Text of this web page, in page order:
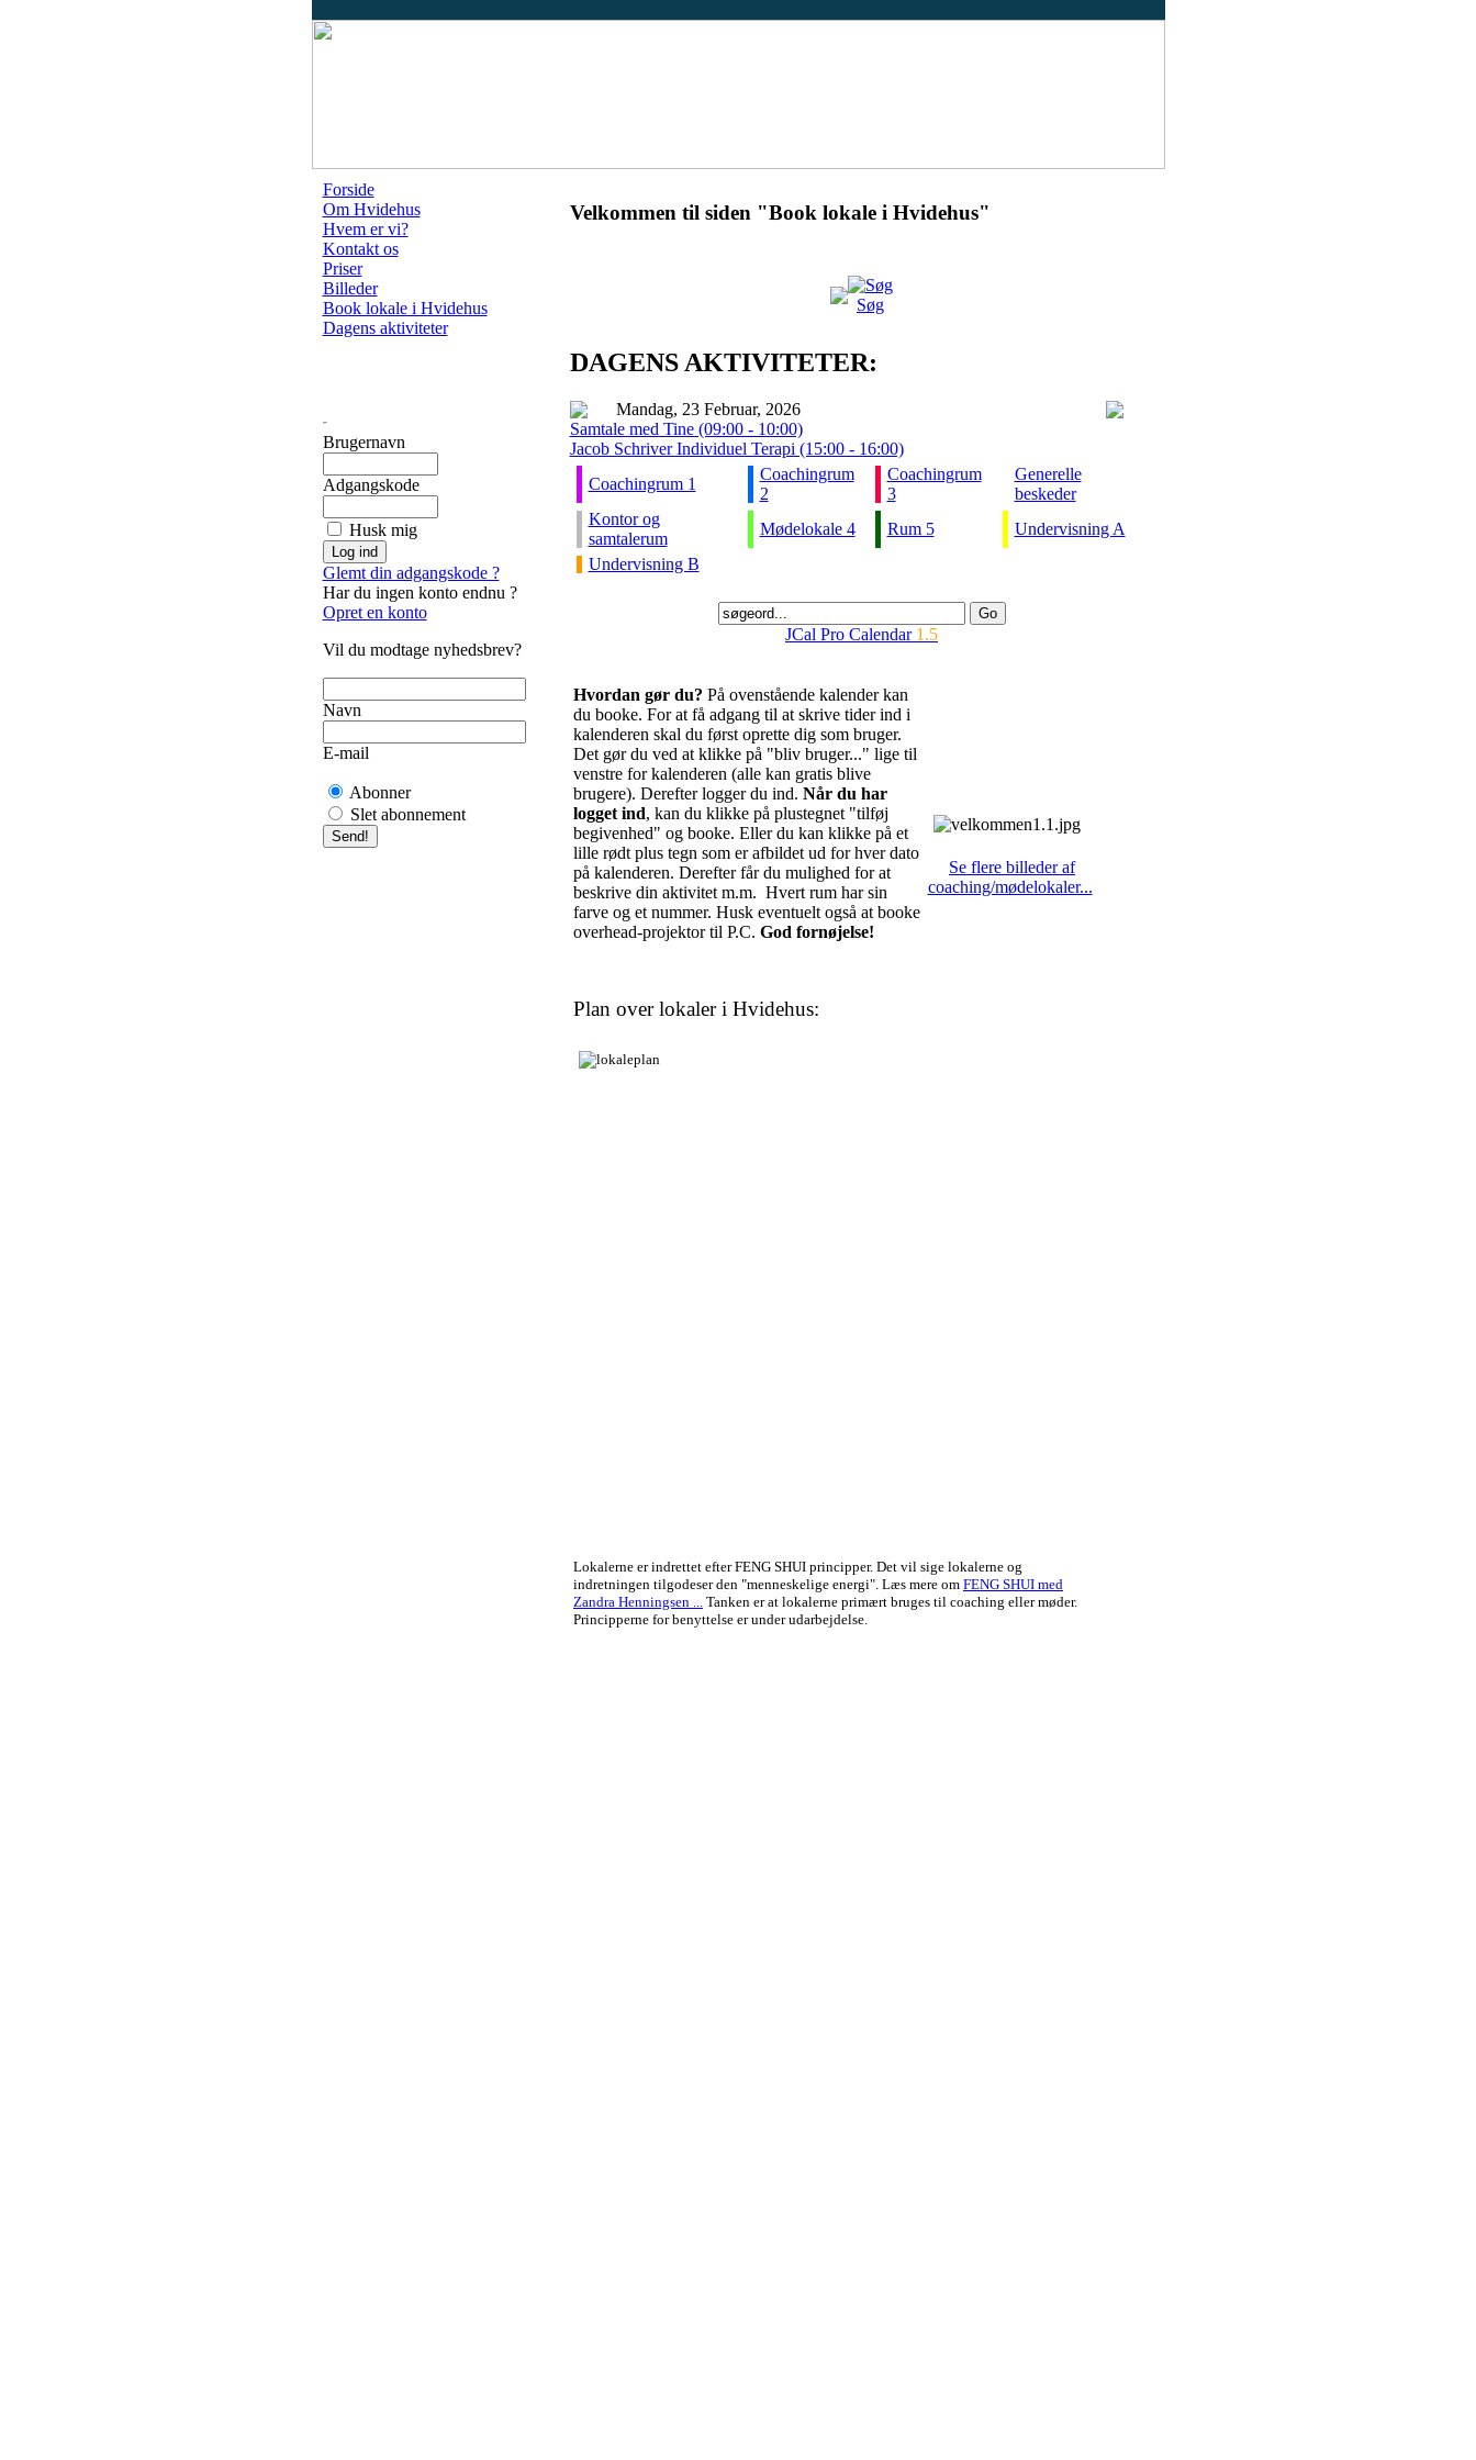
Forside
Om Hvidehus
Hvem er vi?
Kontakt os
Priser
Billeder
Book lokale i Hvidehus
Dagens aktiviteter
Brugernavn
Adgangskode
Husk mig
Glemt din adgangskode ?
Har du ingen konto endnu ?
Opret en konto
Vil du modtage nyhedsbrev?
Navn
E-mail
Abonner
Slet abonnement
Velkommen til siden "Book lokale i Hvidehus"
Søg
DAGENS AKTIVITETER:
Mandag, 23 Februar, 2026
Samtale med Tine (09:00 - 10:00)
Jacob Schriver Individuel Terapi (15:00 - 16:00)
Coachingrum 1
Coachingrum
2
Coachingrum
3
Generelle
beskeder
Kontor og
samtalerum
Mødelokale 4 Rum 5
Undervisning A
Undervisning B
JCal Pro Calendar 1.5
Hvordan gør du? På ovenstående kalender kan
du booke. For at få adgang til at skrive tider ind i
kalenderen skal du først oprette dig som bruger.
Det gør du ved at klikke på "bliv bruger..." lige til
venstre for kalenderen (alle kan gratis blive
brugere). Derefter logger du ind. Når du har
logget ind, kan du klikke på plustegnet "tilføj
begivenhed" og booke. Eller du kan klikke på et
lille rødt plus tegn som er afbildet ud for hver dato
på kalenderen. Derefter får du mulighed for at
beskrive din aktivitet m.m. Hvert rum har sin
farve og et nummer. Husk eventuelt også at booke
overhead-projektor til P.C. God fornøjelse!
Plan over lokaler i Hvidehus:
Se flere billeder af
coaching/mødelokaler...
Lokalerne er indrettet efter FENG SHUI principper. Det vil sige lokalerne og
indretningen tilgodeser den "menneskelige energi". Læs mere om FENG SHUI med
Zandra Henningsen ... Tanken er at lokalerne primært bruges til coaching eller møder.
Principperne for benyttelse er under udarbejdelse.